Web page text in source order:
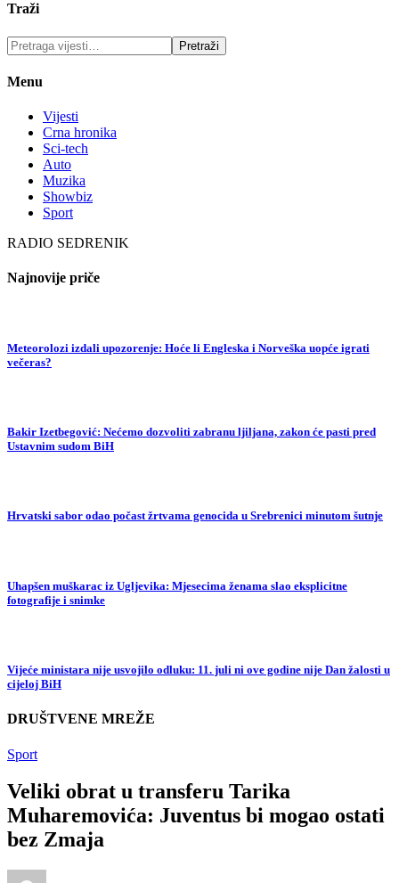
Traži
Menu
Vijesti
Crna hronika
Sci-tech
Auto
Muzika
Showbiz
Sport
RADIO SEDRENIK
Najnovije priče
Meteorolozi izdali upozorenje: Hoće li Engleska i Norveška uopće igrati
večeras?
Bakir Izetbegović: Nećemo dozvoliti zabranu ljiljana, zakon će pasti pred
Ustavnim sudom BiH
Hrvatski sabor odao počast žrtvama genocida u Srebrenici minutom šutnje
Uhapšen muškarac iz Ugljevika: Mjesecima ženama slao eksplicitne
fotografije i snimke
Vijeće ministara nije usvojilo odluku: 11. juli ni ove godine nije Dan žalosti u
cijeloj BiH
DRUŠTVENE MREŽE
Sport
Veliki obrat u transferu Tarika
Muharemovića: Juventus bi mogao ostati
bez Zmaja